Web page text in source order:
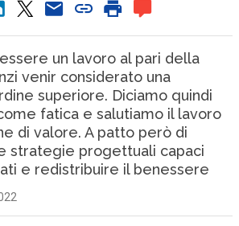
un lavoro al pari della
venir considerato una
superiore. Diciamo quindi
fatica e salutiamo il lavoro
di valore. A patto però di
strategie progettuali capaci
e redistribuire il benessere